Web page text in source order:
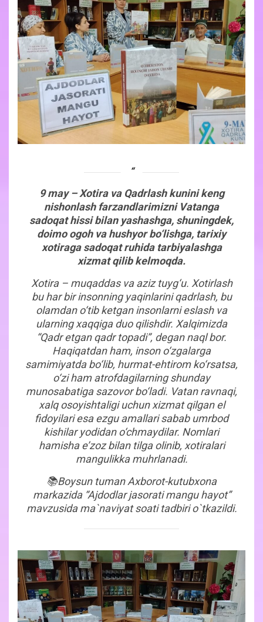
9may – Xotira va Qadrlash kunini keng
nishonlash farzandlarimizni Vatanga
sadoqat hissi bilan yashashga, shuningdek,
doimo ogoh va hushyor bo‘lishga, tarixiy
xotiraga sadoqat ruhida tarbiyalashga
xizmat qilib kelmoqda.
Xotira – muqaddas va aziz tuyg‘u. Xotirlash
bu har bir insonning yaqinlarini qadrlash, bu
olamdan o‘tib ketgan insonlarni eslash va
ularning xaqqiga duo qilishdir. Xalqimizda
“Qadr etgan qadr topadi”, degan naql bor.
Haqiqatdan ham, inson o‘zgalarga
samimiyatda bo‘lib, hurmat-ehtirom ko‘rsatsa,
o‘zi ham atrofdagilarning shunday
munosabatiga sazovor bo‘ladi. Vatan ravnaqi,
xalq osoyishtaligi uchun xizmat qilgan el
fidoyilari esa ezgu amallari sabab umrbod
kishilar yodidan o‘chmaydilar. Nomlari
hamisha e’zoz bilan tilga olinib, xotiralari
mangulikka muhrlanadi.
📚Boysun tuman Axborot-kutubxona
markazida “Ajdodlar jasorati mangu hayot”
mavzusida ma`naviyat soati tadbiri o`tkazildi.